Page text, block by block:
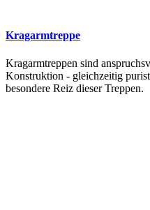
Kragarmtreppe
Kragarmtreppen sind
Konstruktion - gleichzeitig
besondere Reiz dieser Treppen.